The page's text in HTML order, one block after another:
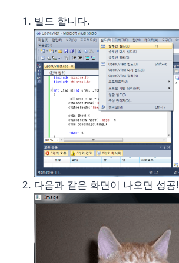
빌드 합니다.
다음과 같은 화면이 나오면 성공!